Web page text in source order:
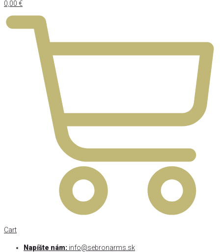
0,00 €
Cart
Napíšte nám: info@sebronarms.sk